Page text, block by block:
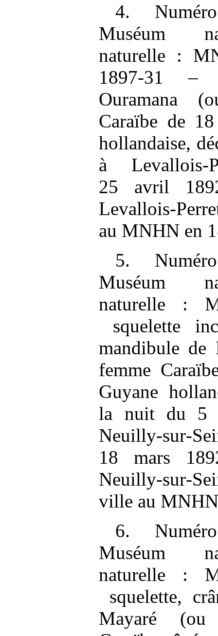
4.
Muséum
naturelle :
1897‑31 –
Ouramana
Caraïbe de
hollandaise,
à
25 avril
au MNHN en
5.
Muséum
naturelle :
squelette
mandibule de
femme
Guyane
la nuit du 5
18 mars
ville au
6.
Muséum
naturelle :
squelette,
Mayaré (ou